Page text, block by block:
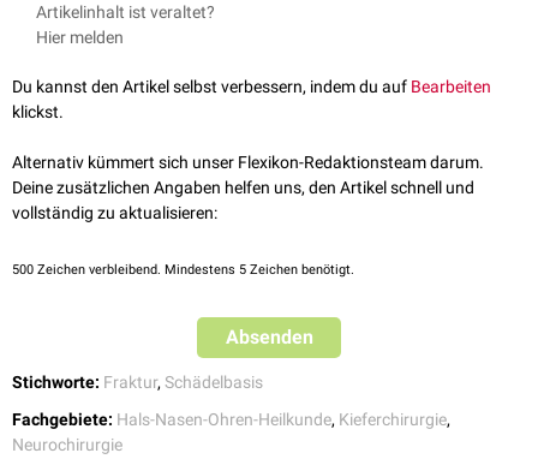
Felsenbeinlängsfraktur
Felsenbeinquerfraktur
Rhinoliquorrhoe Otoliquorrhoe ).
Artikelinhalt ist veraltet?
Hier melden
Du kannst den Artikel selbst verbessern, indem du auf Bearbeiten
klickst.
Alternativ kümmert sich unser Flexikon-Redaktionsteam darum.
Deine zusätzlichen Angaben helfen uns, den Artikel schnell und
vollständig zu aktualisieren:
500 Zeichen verbleibend. Mindestens 5 Zeichen benötigt.
Absenden
Stichworte: Fraktur, Schädelbasis
Fachgebiete: Hals-Nasen-Ohren-Heilkunde, Kieferchirurgie,
Neurochirurgie